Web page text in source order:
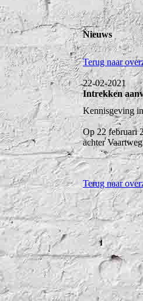
Nieuws
Terug naar
22-02-2021
Intrekken
Kennisgeving
Op 22 februari
achter
Terug naar